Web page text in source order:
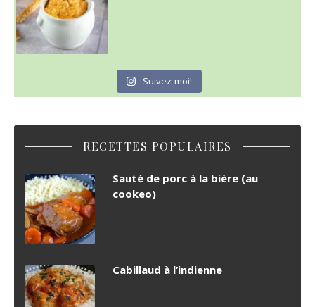
Suivez-moi!
RECETTES POPULAIRES
Sauté de porc à la bière (au
cookeo)
Cabillaud à l’indienne